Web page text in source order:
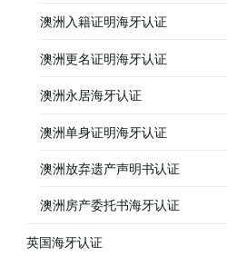
澳洲入籍证明海牙认证
澳洲更名证明海牙认证
澳洲永居海牙认证
澳洲单身证明海牙认证
澳洲放弃遗产声明书认证
澳洲房产委托书海牙认证
英国海牙认证